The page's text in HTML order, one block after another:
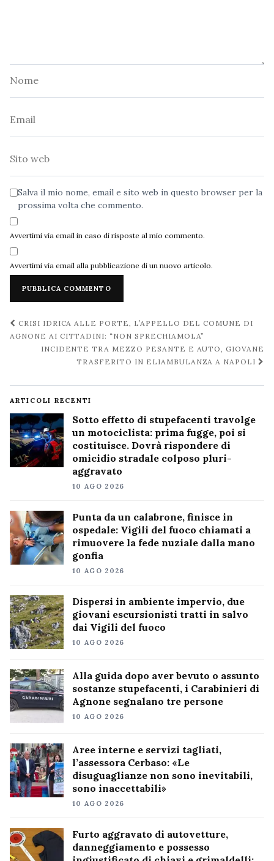
Salva il mio nome, email e sito web in questo browser per la
prossima volta che commento.
Avvertimi via email in caso di risposte al mio commento.
Avvertimi via email alla pubblicazione di un nuovo articolo.
Navigazione
post
CRISI IDRICA ALLE PORTE, L’APPELLO DEL COMUNE DI
AGNONE AI CITTADINI: “NON SPRECHIAMOLA”
INCIDENTE TRA MEZZO PESANTE E AUTO, GIOVANE
TRASFERITO IN ELIAMBULANZA A NAPOLI
ARTICOLI RECENTI
Sotto effetto di stupefacenti travolge
un motociclista: prima fugge, poi si
costituisce. Dovrà rispondere di
omicidio stradale colposo pluri-
aggravato
10 AGO 2026
Punta da un calabrone, finisce in
ospedale: Vigili del fuoco chiamati a
rimuovere la fede nuziale dalla mano
gonfia
10 AGO 2026
Dispersi in ambiente impervio, due
giovani escursionisti tratti in salvo
dai Vigili del fuoco
10 AGO 2026
Alla guida dopo aver bevuto o assunto
sostanze stupefacenti, i Carabinieri di
Agnone segnalano tre persone
10 AGO 2026
Aree interne e servizi tagliati,
l’assessora Cerbaso: «Le
disuguaglianze non sono inevitabili,
sono inaccettabili»
10 AGO 2026
Furto aggravato di autovetture,
danneggiamento e possesso